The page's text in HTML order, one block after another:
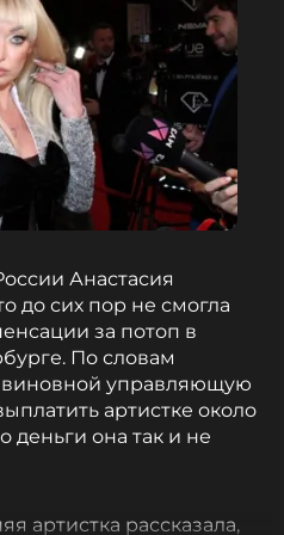
Анастасия
до сих пор не смогла
за потоп в
По словам
виновной управляющую
артистке около
деньги она так и не
артистка рассказала,